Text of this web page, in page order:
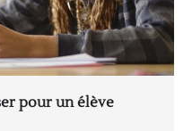
pour un élève